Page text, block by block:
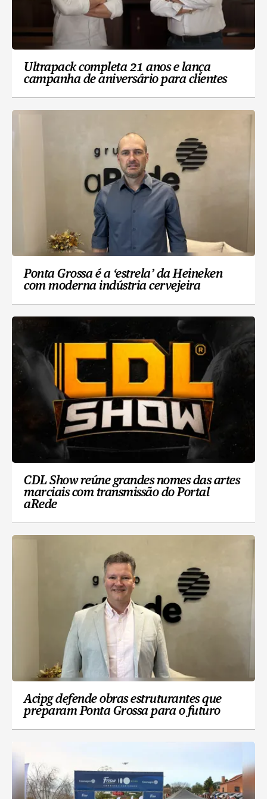
Ultrapack completa 21 anos e lança
campanha de aniversário para clientes
Ponta Grossa é a ‘estrela’ da Heineken
com moderna indústria cervejeira
CDL Show reúne grandes nomes das artes
marciais com transmissão do Portal
aRede
Acipg defende obras estruturantes que
preparam Ponta Grossa para o futuro